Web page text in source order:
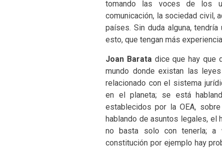
tomando las voces de los
comunicación, la sociedad civil,
países. Sin duda alguna,
esto, que tengan más
Joan Baratadice que hay que
mundo donde existan las
relacionado con el sistema
en el planeta; se está
establecidos por la OEA,
hablando de asuntos legales, el
no basta solo con tenerla; a
constitución por ejemplo hay